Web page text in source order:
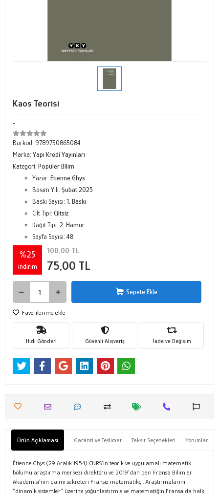
Kaos Teorisi
-
Barkod: 9789750865084
Marka: Yapı Kredi Yayınları
Kategori: Popüler Bilim
Yazar: Etienne Ghys
Basım Yılı: Şubat 2025
Baskı Sayısı: 1. Baskı
Cilt Tipi: Ciltsiz
Kağıt Tipi: 2. Hamur
Sayfa Sayısı:48
%25
indirim
100,00 TL
75,00 TL
Sepete Ekle
Favorilerime ekle
Hızlı Gönderi Güvenli Alışveriş İade ve Değişim
Ürün Açıklaması Garanti ve Teslimat Taksit Seçenekleri Yorumlar
Étienne Ghys (29 Aralık 1954) CNRS’in teorik ve uygulamalı matematik
bölümü araştırma merkezi direktörü ve 2019’dan beri Fransa Bilimler
Akademisi’nin daimi sekreteri Fransız matematikçi. Araştırmalarını
“dinamik sistemler” üzerine yoğunlaştırmış ve matematiğin Fransa’da halk